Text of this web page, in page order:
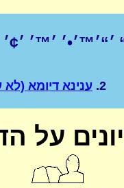
׳“׳™׳•׳ ׳™׳
2. ענינא דיומא (לא
על